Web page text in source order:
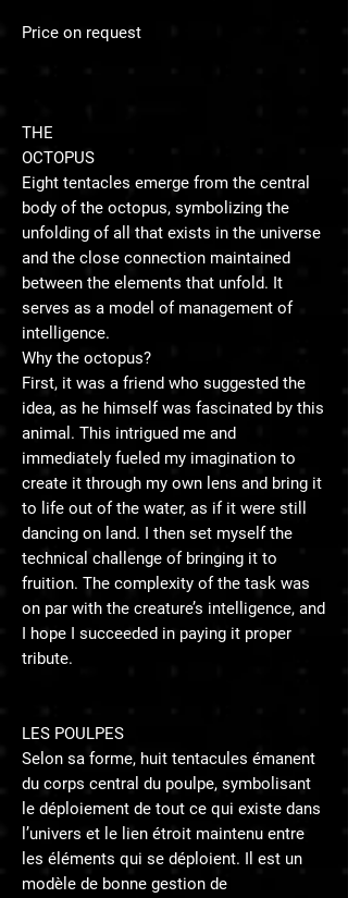
Price on request
THE
OCTOPUS
Eight tentacles emerge from the central
body of the octopus, symbolizing the
unfolding of all that exists in the universe
and the close connection maintained
between the elements that unfold. It
serves as a model of management of
intelligence.
Why the octopus?
First, it was a friend who suggested the
idea, as he himself was fascinated by this
animal. This intrigued me and
immediately fueled my imagination to
create it through my own lens and bring it
to life out of the water, as if it were still
dancing on land. I then set myself the
technical challenge of bringing it to
fruition. The complexity of the task was
on par with the creature’s intelligence, and
I hope I succeeded in paying it proper
tribute.
LES POULPES
Selon sa forme, huit tentacules émanent
du corps central du poulpe, symbolisant
le déploiement de tout ce qui existe dans
l’univers et le lien étroit maintenu entre
les éléments qui se déploient. Il est un
modèle de bonne gestion de